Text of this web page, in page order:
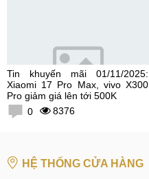
Tin khuyến mãi 01/11/2025:
Xiaomi 17 Pro Max, vivo X300
Pro giảm giá lên tới 500K
0
8376
HỆ THỐNG CỬA HÀNG